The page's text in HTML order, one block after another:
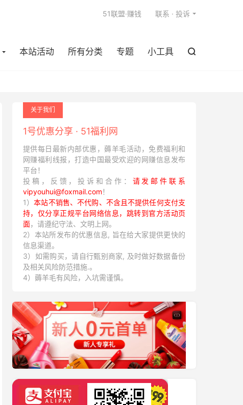
本站活动 所有分类 专题 小工具 
51联盟·赚钱 联系 · 投诉
关于我们
1号优惠分享 · 51福利网
提供每日最新内部优惠，薅羊毛活动，免费福利和
网赚福利线报，打造中国最受欢迎的网赚信息发布
平台！
投稿，反馈，投诉和合作： 请发邮件联系
vipyouhui@foxmail.com！
1）本站不销售、不代购、不含且不提供任何支付支
持，仅分享正规平台网络信息，跳转到官方活动页
面，请遵纪守法、文明上网。
2）本站所发布的优惠信息, 旨在给大家提供更快的
信息渠道。
3）如需购买，请自行甄别商家, 及时做好数据备份
及相关风险防范措施.。
4）薅羊毛有风险，入坑需谨慎。